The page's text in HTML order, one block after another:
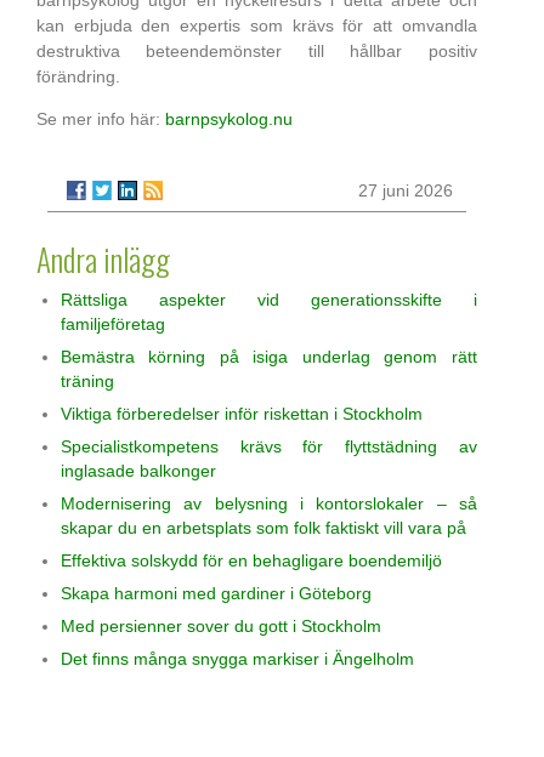
kan erbjuda den expertis som krävs för att omvandla
destruktiva beteendemönster till hållbar positiv
förändring.
Se mer info här: barnpsykolog.nu
27 juni 2026
Andra inlägg
Rättsliga aspekter vid generationsskifte i
familjeföretag
Bemästra körning på isiga underlag genom rätt
träning
Viktiga förberedelser inför riskettan i Stockholm
Specialistkompetens krävs för flyttstädning av
inglasade balkonger
Modernisering av belysning i kontorslokaler – så
skapar du en arbetsplats som folk faktiskt vill vara på
Effektiva solskydd för en behagligare boendemiljö
Skapa harmoni med gardiner i Göteborg
Med persienner sover du gott i Stockholm
Det finns många snygga markiser i Ängelholm